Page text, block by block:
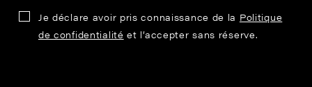
Je déclare avoir pris connaissance de la Politique
de confidentialité et l’accepter sans réserve.